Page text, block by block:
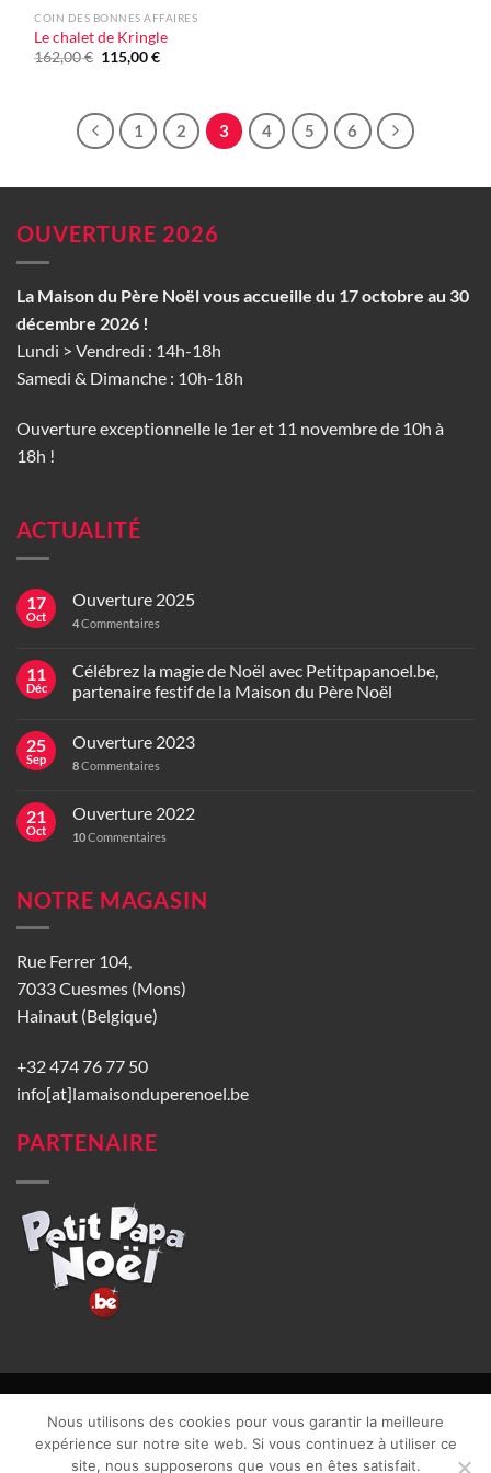
COIN DES BONNES AFFAIRES
Le chalet de Kringle
162,00€ Le
prix
162,00 €.
115,00€Le
115,00 €.
1 2 3 4 5 6
OUVERTURE 2026
La Maison du Père Noël vous accueille du 17 octobre au 30
décembre 2026 !
Lundi > Vendredi : 14h-18h
Samedi & Dimanche : 10h-18h
Ouverture exceptionnelle le 1er et 11 novembre de 10h à
18h !
ACTUALITÉ
17
Oct
Ouverture 2025
4Commentaires
11
Déc
Célébrez la magie de Noël avec Petitpapanoel.be,
partenaire festif de la Maison du Père Noël
25
Sep
Ouverture 2023
8Commentaires
21
Oct
Ouverture 2022
10Commentaires
NOTRE MAGASIN
Rue Ferrer 104,
7033 Cuesmes (Mons)
Hainaut (Belgique)
+32 474 76 77 50
info[at]lamaisonduperenoel.be
PARTENAIRE
CGU| Vie privée| TVA : BE0840965749 | Site web réalisé par
Nous utilisons des cookies pour vous garantir la meilleure
expérience sur notre site web. Si vous continuez à utiliser ce
site, nous supposerons que vous en êtes satisfait.